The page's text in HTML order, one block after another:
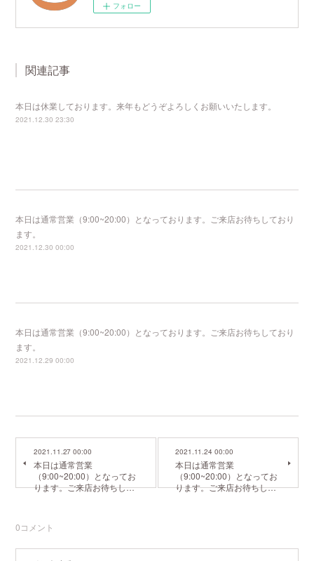
フォロー
関連記事
本日は休業しております。来年もどうぞよろしくお願いいたします。
2021.12.30 23:30
本日は通常営業（9:00~20:00）となっております。ご来店お待ちしており
ます。
2021.12.30 00:00
本日は通常営業（9:00~20:00）となっております。ご来店お待ちしており
ます。
2021.12.29 00:00
2021.11.27 00:00
本日は通常営業
（9:00~20:00）となってお
ります。ご来店お待ちし…
2021.11.24 00:00
本日は通常営業
（9:00~20:00）となってお
ります。ご来店お待ちし…
0コメント